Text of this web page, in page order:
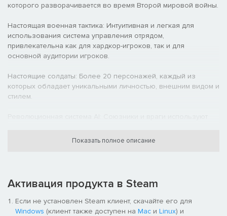
которого разворачивается во время Второй мировой войны.
Настоящая военная тактика: Интуитивная и легкая для
использования система управления отрядом,
привлекательна как для хардкор-игроков, так и для
основной аудитории игроков.
Настоящие солдаты: Более 20 персонажей, каждый из
которых обладает уникальными личностью, внешним видом и
стилем.
маневрирования по флангам для уничтожения своих
восстановленные по фотографиям от войск связи, из
галереи воздушной разведки и по свидетельствам
очевидцев.
Показать полное описание
Активация продукта в Steam
Если не установлен Steam клиент, скачайте его для
Windows (клиент также доступен на Mac и Linux) и